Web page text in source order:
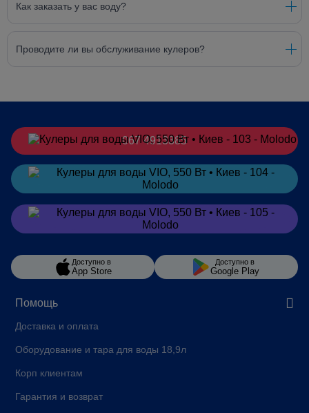
Как заказать у вас воду?
Проводите ли вы обслуживание кулеров?
Помощь
Доставка и оплата
Оборудование и тара для воды 18,9л
Корп клиентам
Гарантия и возврат
067 4913385
Заказатьв Telegram
Заказатьв Viber
Доступно в
App Store
Доступно в
Google Play